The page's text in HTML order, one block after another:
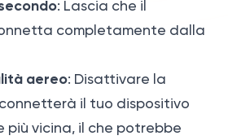
: Lascia che il
completamente dalla
aereo: Disattivare la
il tuo dispositivo
più vicina, il che potrebbe